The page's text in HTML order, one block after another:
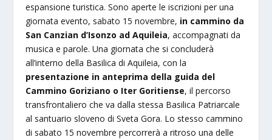
espansione turistica. Sono aperte le iscrizioni per una
giornata evento, sabato 15 novembre, in cammino da
San Canzian d’Isonzo ad Aquileia, accompagnati da
musica e parole. Una giornata che si concluderà
all’interno della Basilica di Aquileia, con la
presentazione in anteprima della guida del
Cammino Goriziano o Iter Goritiense, il percorso
transfrontaliero che va dalla stessa Basilica Patriarcale
al santuario sloveno di Sveta Gora. Lo stesso cammino
di sabato 15 novembre percorrerà a ritroso una delle